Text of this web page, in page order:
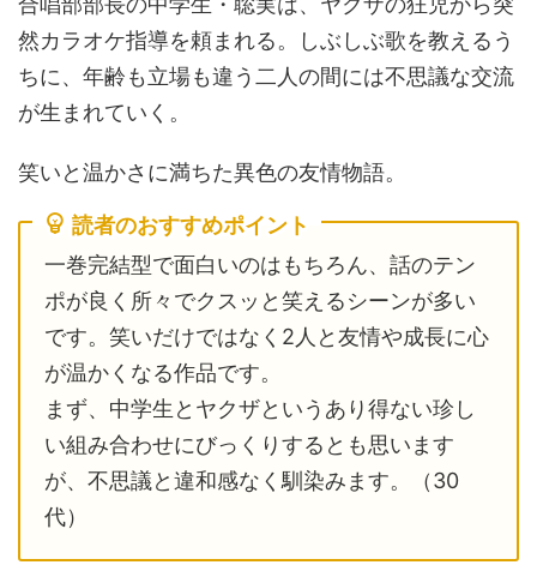
然カラオケ指導を頼まれる。しぶしぶ歌を教えるう
ちに、年齢も立場も違う二人の間には不思議な交流
が生まれていく。
笑いと温かさに満ちた異色の友情物語。
読者のおすすめポイント
一巻完結型で面白いのはもちろん、話のテン
ポが良く所々でクスッと笑えるシーンが多い
です。笑いだけではなく2人と友情や成長に心
が温かくなる作品です。
まず、中学生とヤクザというあり得ない珍し
い組み合わせにびっくりするとも思います
が、不思議と違和感なく馴染みます。（30
代）